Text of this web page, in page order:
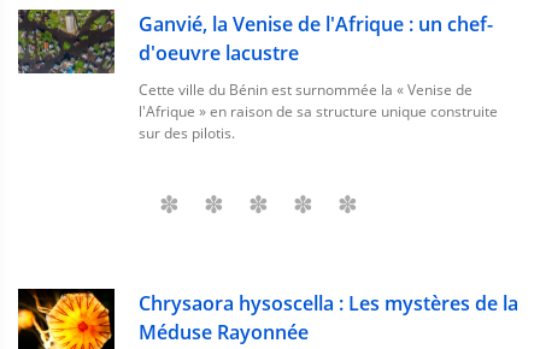
Ganvié, la Venise de l'Afrique : un chef-
d'oeuvre lacustre
Cette ville du Bénin est surnommée la « Venise de
l'Afrique » en raison de sa structure unique construite
sur des pilotis.
Chrysaora hysoscella : Les mystères de la
Méduse Rayonnée